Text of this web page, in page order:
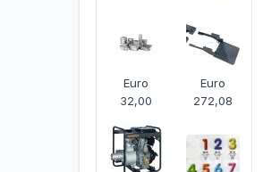
Euro
32,00
Euro
272,08